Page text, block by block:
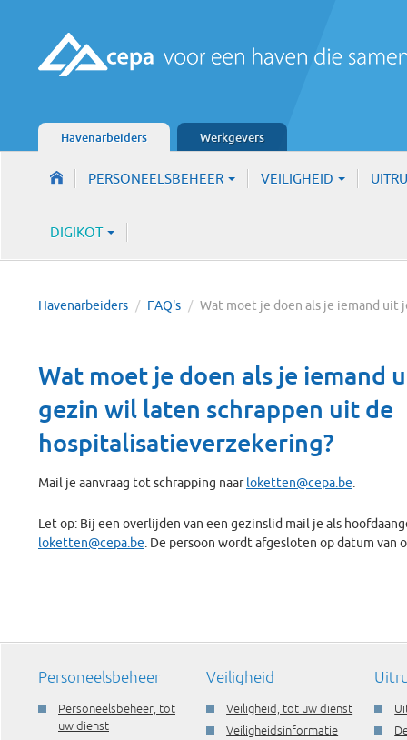
Havenarbeiders Werkgevers
PERSONEELSBEHEER VEILIGHEID
DIGIKOT
Havenarbeiders / FAQ's / Wat moet je doen als je iemand
Wat moet je doen als je iemand
gezin wil laten schrappen uit de
hospitalisatieverzekering?
Mail je aanvraag tot schrapping naarloketten@cepa.be
Let op: Bij een overlijden van een gezinslid mail je als
loketten@cepa.be . De persoon wordt afgesloten op datum van
Personeelsbeheer
Personeelsbeheer, tot
uw dienst
Veiligheid
Veiligheid, tot uw dienst
Veiligheidsinformatie